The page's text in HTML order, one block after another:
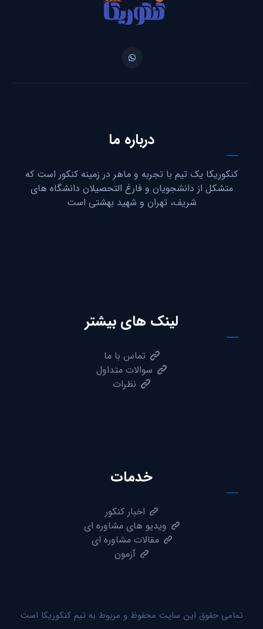
درباره ما
کنکوریکا یک تیم با تجربه و ماهر در زمینه کنکور است که
متشکل از دانشجویان و فارغ التحصیلان دانشگاه های
شریف، تهران و شهید بهشتی است
لینک های بیشتر
تماس با ما
سوالات متداول
نظرات
خدمات
اخبار کنکور
ویدیو های مشاوره ای
مقالات مشاوره ای
آزمون
تمامی حقوق این سایت محفوظ و مربوط به تیم کنکوریکا است